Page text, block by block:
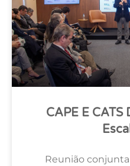
CAPE E CATS
Reunião conjunta